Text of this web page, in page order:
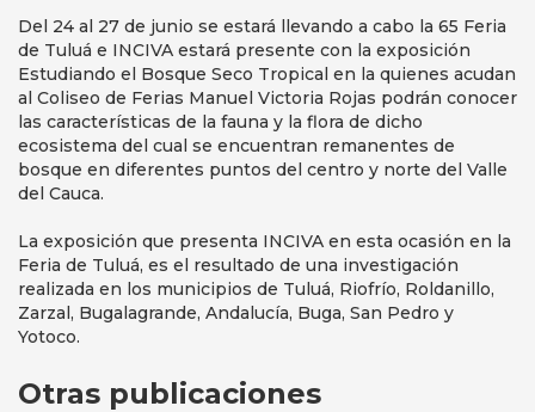
Del 24 al 27 de junio se estará llevando a cabo la 65 Feria
de Tuluá e INCIVA estará presente con la exposición
Estudiando el Bosque Seco Tropical en la quienes acudan
al Coliseo de Ferias Manuel Victoria Rojas podrán conocer
las características de la fauna y la flora de dicho
ecosistema del cual se encuentran remanentes de
bosque en diferentes puntos del centro y norte del Valle
del Cauca.
La exposición que presenta INCIVA en esta ocasión en la
Feria de Tuluá, es el resultado de una investigación
realizada en los municipios de Tuluá, Riofrío, Roldanillo,
Zarzal, Bugalagrande, Andalucía, Buga, San Pedro y
Yotoco.
Otras publicaciones